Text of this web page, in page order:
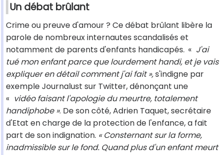
Un débat brûlant
Crime ou preuve d'amour ? Ce débat brûlant libère la
parole de nombreux internautes scandalisés et
notamment de parents d'enfants handicapés. « J'ai
tué mon enfant parce que lourdement handi, et je vais
expliquer en détail comment j'ai fait »,s'indigne par
exemple Journalust sur Twitter, dénonçant une
« vidéo faisant l'apologie du meurtre, totalement
handiphobe ». De son côté, Adrien Taquet, secrétaire
d'Etat en charge de la protection de l'enfance, a fait
part de son indignation. « Consternant sur la forme,
inadmissible sur le fond. Quand plus d'un enfant meurt